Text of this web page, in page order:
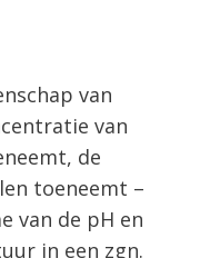
van
van
de
toeneemt –
van de pH en
in een zgn.